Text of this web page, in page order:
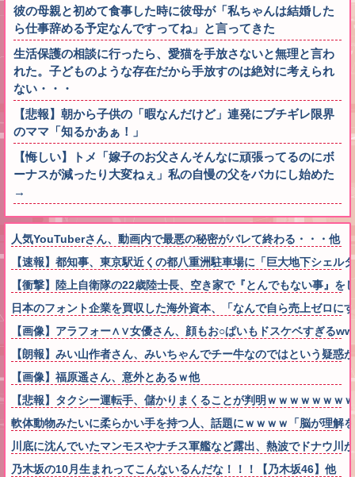
彼の母親と初めて食事した時に彼母が「私ちゃんは結婚した
ら仕事辞める予定なんですってね」と言ってきた
生活保護の相談に行ったら、愛猫を手放さないと無理と言わ
れた。子どものような存在だから手放すのは絶対に考えられ
ない・・・
【悲報】朝から子供の「暇なんだけど」連発にブチギレ限界
のママ「知るかあぁ！」
【悔しい】トメ「嫁子のお父さんそんなに頑張ってるのにボ
ーナスが減ったり大変ねぇ」私の自慢の父をバカにし始めた
→
人気YouTuberさん、動画内で最悪の秘密がバレて終わる・・・他
【速報】都知事、東京駅近くの都八重洲駐車場に「巨大地下シェル
【衝撃】陸上自衛隊の22歳陸士長、空き家で『とんでもない事』を
日本のフォント企業を買収した海外資本、「なんで自ら売上ゼロ
【画像】アラフォー∧∨女優さん、顔もお○ぱいもドスケベすぎる
【朗報】みい山作者さん、みいちゃんでチー牛なのではという疑惑
【画像】福原遥さん、意外とあるｗ他
【悲報】タクシー運転手、儲かりまくることが判明ｗｗｗｗｗｗｗ
軟体動物みたいに柔らかい手を持つ人、話題にｗｗｗｗ「脳が理解
川底に沈んでいたマンモスやナチス軍艦など露出、熱波でドナウ川
乃木坂の10月生まれってこんないるんだな！！！【乃木坂46】他